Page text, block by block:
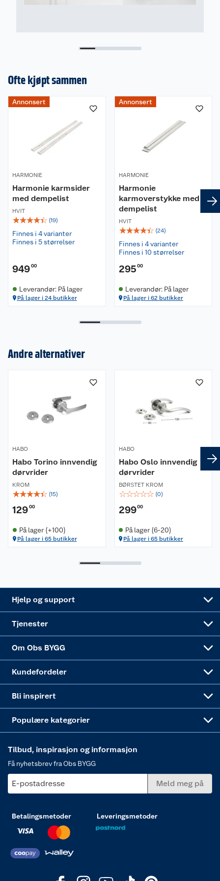
Ofte kjøpt sammen
Annonsert
HARMONIE
Harmonie karmsider
med dempelist
HVIT
☆☆☆☆☆ (19)
Finnes i 4 varianter
Finnes i 5 størrelser
94900
Leverandør: På lager
På lager i 24 butikker
Annonsert
HARMONIE
Harmonie
karmoverstykke med
dempelist
HVIT
☆☆☆☆☆ (24)
Finnes i 4 varianter
Finnes i 10 størrelser
295 00
Leverandør: På lager
På lager i 62 butikker
Andre alternativer
HABO
Habo Torino innvendig
dørvrider
KROM
☆☆☆☆☆ (15)
12900
På lager (+100)
På lager i 65 butikker
HABO
Habo Oslo innvendig
dørvrider
BØRSTET KROM
☆☆☆☆☆ (0)
29900
På lager (6-20)
På lager i 65 butikker
Hjelp og support
Retur- og angrerett
Reklamasjon
Ofte stilte spørsmål
Tjenester
Leie tilhenger
Om Obs BYGG
Om oss
Våre merkevarer
Kjøpsvilkår
Personvern
Cookies
Bærekraft
Kundefordeler
Lavprisløfte
Åpent kjøp
Retur av el-avfall
Bli inspirert
Hageinspirasjon
Oppussing med utemaling
Oppussing med innemaling
Et varmere hjem
Populære kategorier
Gulv
Tilbud, inspirasjon og informasjon
Få nyhetsbrev fra Obs BYGG
E-postadresse Meld meg på
Betalingsmetoder Leveringsmetoder